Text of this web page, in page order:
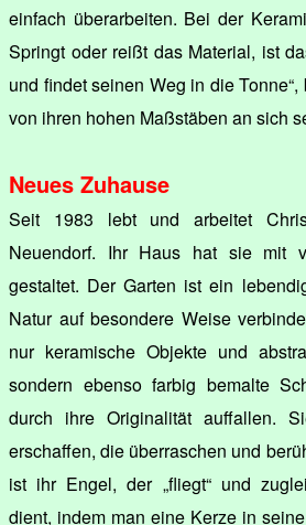
einfach überarbeiten. Bei der
Springt oder reißt das Material, ist
und findet seinen Weg in die
von ihren hohen Maßstäben an sich
Neues Zuhause
Seit 1983 lebt und arbeitet
Neuendorf. Ihr Haus hat sie mit
gestaltet. Der Garten ist ein
Natur auf besondere Weise
nur keramische Objekte und
sondern ebenso farbig bemalte
durch ihre Originalität auffallen.
erschaffen, die überraschen und
ist ihr Engel, der „fliegt“ und
dient, indem man eine Kerze in